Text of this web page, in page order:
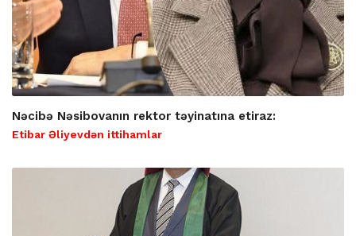
Nəcibə Nəsibovanın rektor təyinatına etiraz:
Etibar Əliyevdən ittihamlar